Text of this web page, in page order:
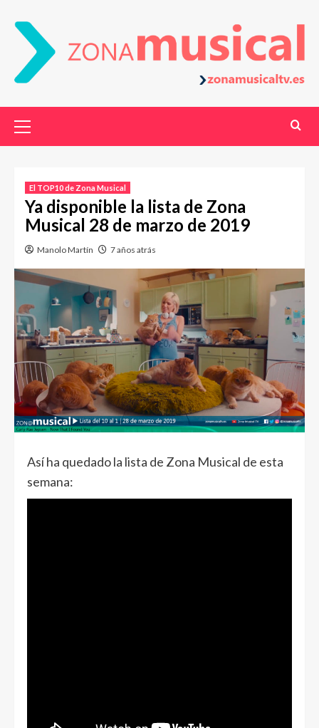
El TOP10 de Zona Musical
Ya disponible la lista de Zona
Musical 28 de marzo de 2019
Manolo Martín 7 años atrás
Así ha quedado la lista de Zona Musical de esta
semana: